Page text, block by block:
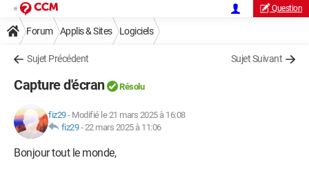
Question
Forum Applis & Sites Logiciels
Sujet Précédent Sujet Suivant
Capture d'écran Résolu
fiz29- Modifié le 21 mars 2025 à 16:08
fiz29-22 mars 2025 à 11:06
Bonjour tout le monde,